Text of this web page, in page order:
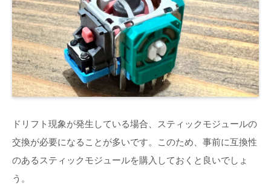
ドリフト現象が発生している場合、スティックモジュールの
交換が必要になることが多いです。このため、事前に互換性
のあるスティックモジュールを購入しておくと良いでしょ
う。